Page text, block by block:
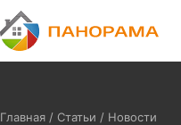
П
Панорама
Главная / Статьи / Новости